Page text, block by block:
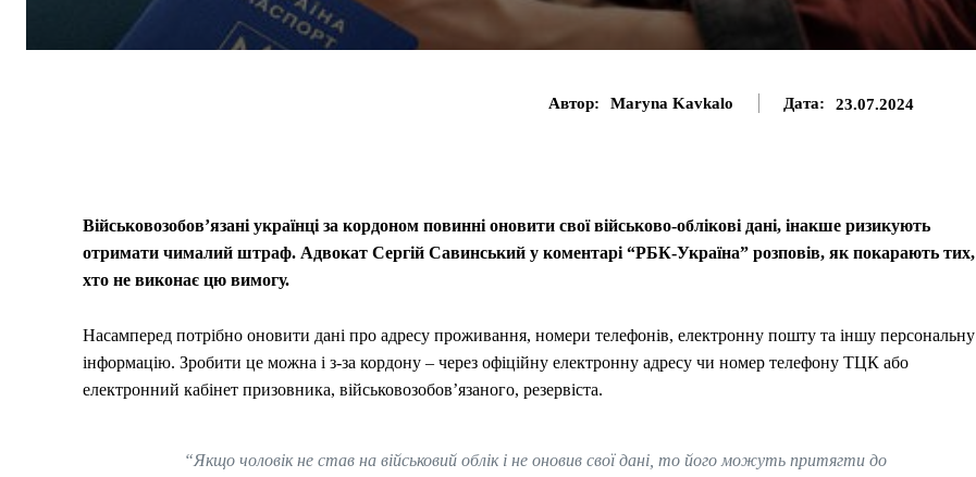
Автор: Maryna Kavkalo Дата: 23.07.2024
Військовозобовʼязані українці за кордоном повинні оновити свої військово-облікові дані, інакше ризикують
отримати чималий штраф. Адвокат Сергій Савинський у коментарі “РБК-Україна” розповів, як покарають тих,
хто не виконає цю вимогу.
Насамперед потрібно оновити дані про адресу проживання, номери телефонів, електронну пошту та іншу персональну
інформацію. Зробити це можна і з-за кордону – через офіційну електронну адресу чи номер телефону ТЦК або
електронний кабінет призовника, військовозобов’язаного, резервіста.
“Якщо чоловік не став на військовий облік і не оновив свої дані, то його можуть притягти до